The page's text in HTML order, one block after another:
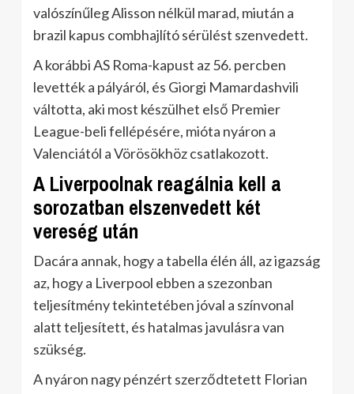
valószínűleg Alisson nélkül marad, miután a
brazil kapus combhajlító sérülést szenvedett.
A korábbi AS Roma-kapust az 56. percben
levették a pályáról, és Giorgi Mamardashvili
váltotta, aki most készülhet első Premier
League-beli fellépésére, mióta nyáron a
Valenciától a Vörösökhöz csatlakozott.
A Liverpoolnak reagálnia kell a
sorozatban elszenvedett két
vereség után
Dacára annak, hogy a tabella élén áll, az igazság
az, hogy a Liverpool ebben a szezonban
teljesítmény tekintetében jóval a színvonal
alatt teljesített, és hatalmas javulásra van
szükség.
A nyáron nagy pénzért szerződtetett Florian